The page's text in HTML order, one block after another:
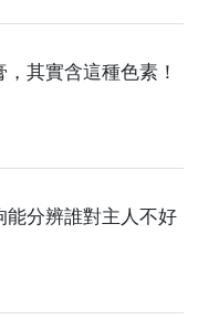
其實含這種色素！
分辨誰對主人不好